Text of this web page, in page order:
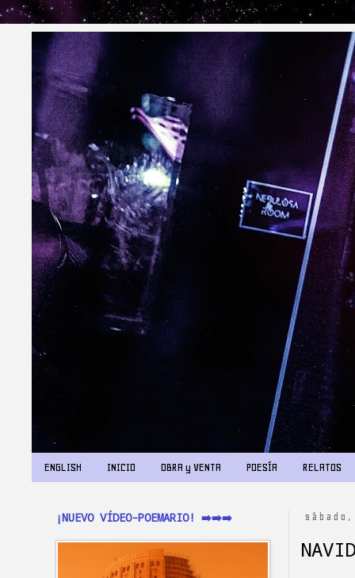
ENGLISH INICIO OBRA y VENTA POESÍA RELATOS
¡NUEVO VÍDEO-POEMARIO! ➡️➡️➡️